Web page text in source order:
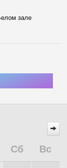
зале
Сб Вс